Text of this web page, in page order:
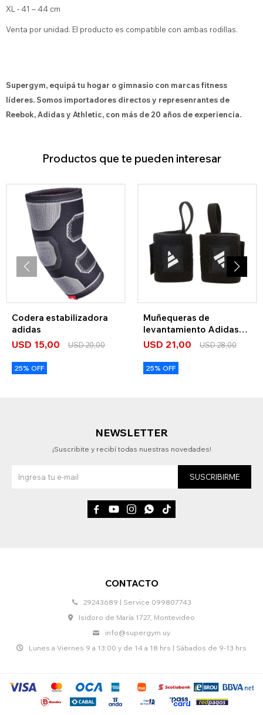
XL - 41 – 44 cm
Venta por unidad. El producto es compatible con ambas rodillas.
Supergym, equipá tu hogar o gimnasio con marcas fitness
líderes. Somos importadores directos y represenrantes de
Reebok, Adidas y Athletic, con más de 20 años de experiencia.
Productos que te pueden interesar
Codera estabilizadora
adidas
USD 15,00 USD20,00
25% OFF
Muñequeras de
levantamiento Adidas
Logo Nuevo
USD 21,00 USD28,00
25% OFF
CONTACTO
29243689 | Service 099807743
Isidoro de María 1727, Montevideo
info@supergym.uy
Lunes a Viernes 9 a 13:00 y de 14 a 18 hrs | Sábados de 9-13 hrs
NEWSLETTER
¡Suscribite y recibí todas nuestras novedades!
SUSCRIBIRME
    